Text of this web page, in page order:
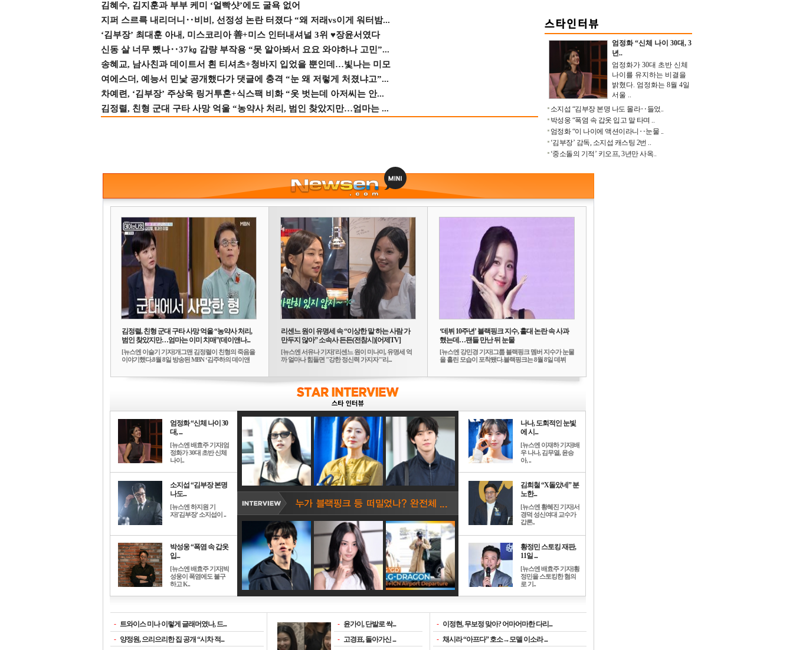
김혜수, 김지훈과 부부 케미 ‘얼빡샷’에도 굴욕 없어
지퍼 스르륵 내리더니‥비비, 선정성 논란 터졌다 “왜 저래vs이게 워터밤...
‘김부장’ 최대훈 아내, 미스코리아 善+미스 인터내셔널 3위 ♥장윤서였다
신동 살 너무 뺐나‥37㎏ 감량 부작용 “못 알아봐서 요요 와야하나 고민”...
송혜교, 남사친과 데이트서 흰 티셔츠+청바지 입었을 뿐인데…빛나는 미모
여에스더, 예능서 민낯 공개했다가 댓글에 충격 “눈 왜 저렇게 처졌냐고”...
차예련, ‘김부장’ 주상욱 링거투혼+식스팩 비화 “옷 벗는데 아저씨는 안...
김정렬, 친형 군대 구타 사망 억울 “농약사 처리, 범인 찾았지만…엄마는 ...
엄정화 “신체 나이 30대, 3
년..
엄정화가 30대 초반 신체
나이를 유지하는 비결을
밝혔다. 엄정화는 8월 4일
서울 ..
소지섭 “김부장 본명 나도 몰라‥들었..
박성웅 “폭염 속 갑옷 입고 말 타며 ..
엄정화 “이 나이에 액션이라니‥눈물 ..
‘김부장’ 감독, 소지섭 캐스팅 2번 ..
‘중소돌의 기적’ 키오프, 3년만 사옥..
김정렬, 친형 군대 구타 사망 억울 “농약사 처리,
범인 찾았지만…엄마는 이미 치매”(데이앤나...
[뉴스엔 이슬기 기자]개그맨 김정렬이 친형의 죽음을
이야기했다.8월 8일 방송된 MBN ‘김주하의 데이앤
리센느 원이 유명세 속 “이상한 말 하는 사람 가
만두지 않아” 소속사 든든(전참시)[어제TV]
[뉴스엔 서유나 기자]'리센느 원이 미나미, 유명세 억
까 얼마나 힘들면 "강한 정신력 가지자"'리...
‘데뷔 10주년’ 블랙핑크 지수, 홀대 논란 속 사과
했는데…팬들 만난 뒤 눈물
[뉴스엔 강민경 기자]그룹 블랙핑크 멤버 지수가 눈물
을 흘린 모습이 포착됐다.블랙핑크는 8월 8일 데뷔
엄정화 “신체 나이 30
대, ...
[뉴스엔 배효주 기자]엄
정화가 30대 초반 신체
나이..
소지섭 “김부장 본명
나도...
[뉴스엔 하지원 기
자]'김부장' 소지섭이 ..
박성웅 “폭염 속 갑옷
입...
[뉴스엔 배효주 기자]박
성웅이 폭염에도 불구
하고 K..
나나, 도회적인 눈빛
에 시...
[뉴스엔 이재하 기자]배
우 나나, 김무열, 윤승
아, ..
김희철 “X돌았네” 분
노한...
[뉴스엔 황혜진 기자]서
경덕 성신여대 교수가
갑론..
황정민 스토킹 재판,
11일 ...
[뉴스엔 배효주 기자]황
정민을 스토킹한 혐의
로 기..
- 트와이스 미나 이렇게 글래머였나, 드...
- 양정원, 으리으리한 집 공개 “시차 적...
- 윤가이, 단발로 싹...
- 고경표, 돌아가신 ...
- 이정현, 무보정 맞아? 어마어마한 다리...
- 채시라 “아프다” 호소→모델 이소라 ...